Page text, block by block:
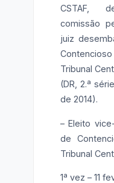
CSTAF,
comissão
juiz
Tribunal
(DR, 2.ª
de 2014).
– Eleito
de
Tribunal
1ª vez – 11